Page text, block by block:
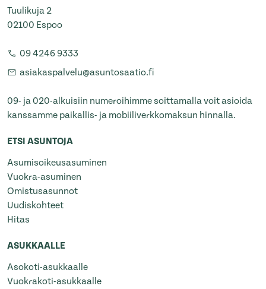
Tuulikuja 2
02100 Espoo
09 4246 9333
asiakaspalvelu@asuntosaatio.fi
09- ja 020-alkuisiin numeroihimme soittamalla voit asioida
kanssamme paikallis- ja mobiiliverkkomaksun hinnalla.
ETSI ASUNTOJA
Asumisoikeusasuminen
Vuokra-asuminen
Omistusasunnot
Uudiskohteet
Hitas
ASUKKAALLE
Asokoti-asukkaalle
Vuokrakoti-asukkaalle